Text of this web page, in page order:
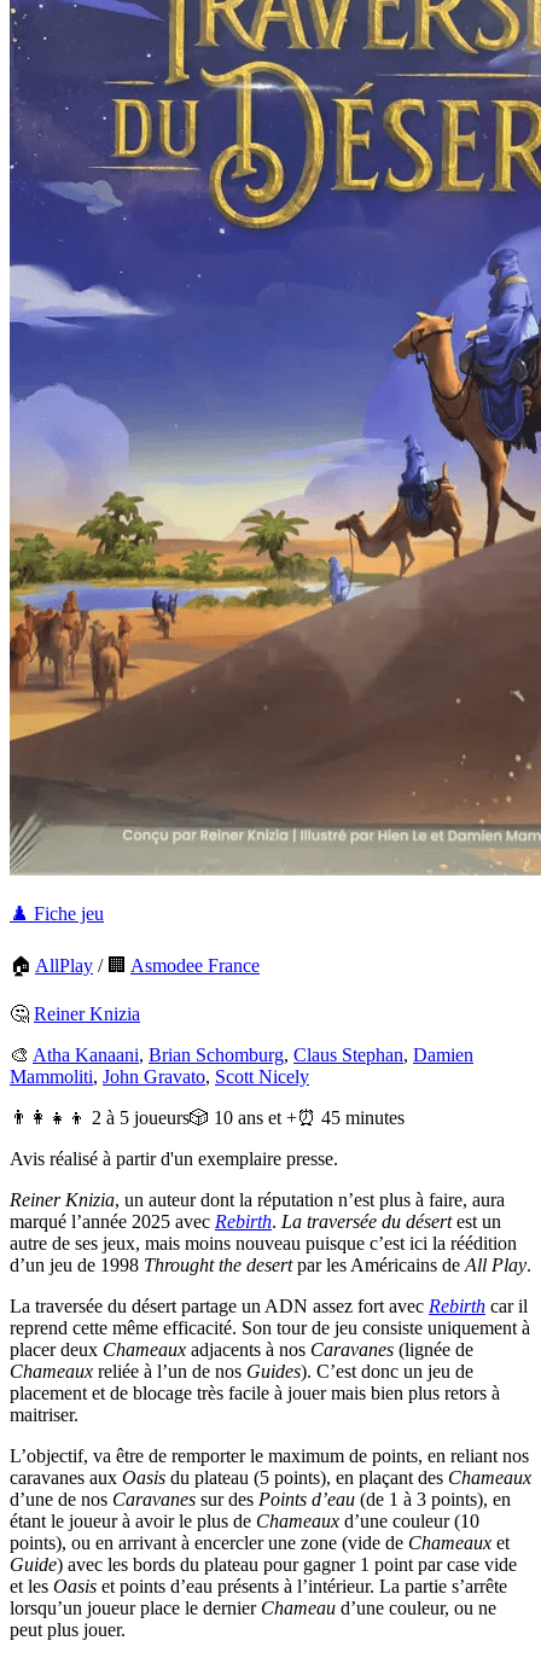
♟️ Fiche jeu
🏠 AllPlay / 🏢 Asmodee France
🤔 Reiner Knizia
🎨 Atha Kanaani, Brian Schomburg, Claus Stephan, Damien
Mammoliti, John Gravato, Scott Nicely
👨‍👩‍👧‍👦 2 à 5 joueurs🎲 10 ans et +⏰ 45 minutes
Avis réalisé à partir d'un exemplaire presse.
Reiner Knizia, un auteur dont la réputation n’est plus à faire, aura
marqué l’année 2025 avec Rebirth. La traversée du désertest un
autre de ses jeux, mais moins nouveau puisque c’est ici la réédition
d’un jeu de 1998 Throught the desertpar les Américains de All Play.
La traversée du désert partage un ADN assez fort avec Rebirth car il
reprend cette même efficacité. Son tour de jeu consiste uniquement à
placer deux Chameaux adjacents à nos Caravanes (lignée de
Chameaux reliée à l’un de nos Guides). C’est donc un jeu de
placement et de blocage très facile à jouer mais bien plus retors à
maitriser.
L’objectif, va être de remporter le maximum de points, en reliant nos
caravanes aux Oasis du plateau (5 points), en plaçant des Chameaux
d’une de nos Caravanes sur des Points d’eau (de 1 à 3 points), en
étant le joueur à avoir le plus de Chameaux d’une couleur (10
points), ou en arrivant à encercler une zone (vide de Chameaux et
Guide) avec les bords du plateau pour gagner 1 point par case vide
et les Oasis et points d’eau présents à l’intérieur. La partie s’arrête
lorsqu’un joueur place le dernier Chameau d’une couleur, ou ne
peut plus jouer.